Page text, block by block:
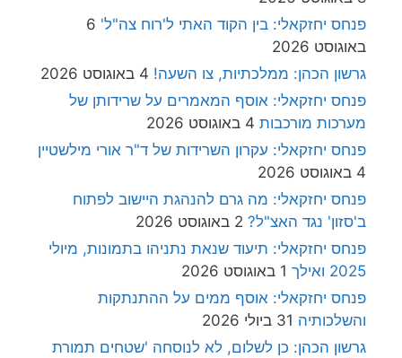
פנחס יחזקאלי: בין הקוד האתי ל'רוח צה"ל' 6
באוגוסט 2026
גרשון הכהן: ממלכתיות, צו השעה! 4 באוגוסט 2026
פנחס יחזקאלי: אוסף המאמרים על שרידותן של
מערכות מורכבות 4 באוגוסט 2026
פנחס יחזקאלי: עקרון השרידות של ד"ר אורי מילשטיין
4 באוגוסט 2026
פנחס יחזקאלי: מה גרם להנהגת היישוב לפתוח
ב'סזון' נגד האצ"ל? 2 באוגוסט 2026
פנחס יחזקאלי: תיעוד שנאת נתניהו בתמונות, מיולי
2025 ואילך
1 באוגוסט 2026
פנחס יחזקאלי: אוסף ממים על ההתנתקות
והשלכותיה 31 ביולי 2026
גרשון הכהן: כן לשלום, לא לנוסחה 'שטחים תמורת